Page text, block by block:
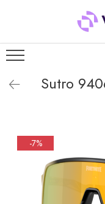
SOLUȚII
LENTILE DE
Soluții lentile moi
Sistem Peroxid
ACCESORII
CONTACT
Sutro
-7%